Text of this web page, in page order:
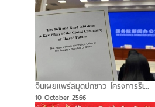
จีนเผยแพร่สมุดปกขาว โครงการริเ...
10 October 2566